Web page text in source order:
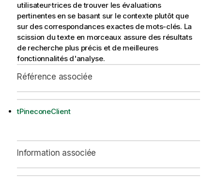
utilisateur·trices de trouver les évaluations
pertinentes en se basant sur le contexte plutôt que
sur des correspondances exactes de mots-clés. La
scission du texte en morceaux assure des résultats
de recherche plus précis et de meilleures
fonctionnalités d'analyse.
Référence associée
tPineconeClient
Information associée